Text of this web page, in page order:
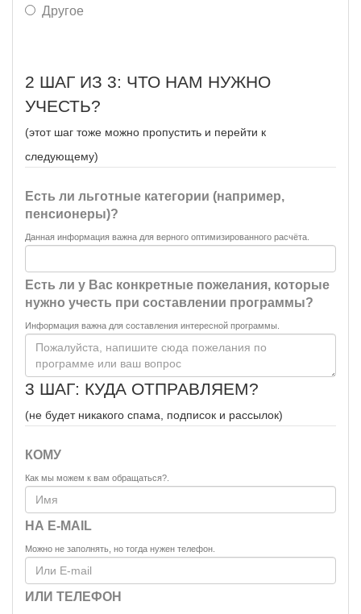
Другое
2 ШАГ ИЗ 3: ЧТО НАМ НУЖНО
УЧЕСТЬ?
(этот шаг тоже можно пропустить и перейти к
следующему)
Есть ли льготные категории (например,
пенсионеры)?
Данная информация важна для верного оптимизированного расчёта.
Есть ли у Вас конкретные пожелания, которые
нужно учесть при составлении программы?
Информация важна для составления интересной программы.
3 ШАГ: КУДА ОТПРАВЛЯЕМ?
(не будет никакого спама, подписок и рассылок)
КОМУ
Как мы можем к вам обращаться?.
НА E-MAIL
Можно не заполнять, но тогда нужен телефон.
ИЛИ ТЕЛЕФОН